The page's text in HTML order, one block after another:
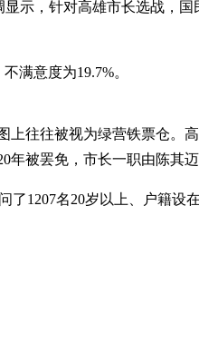
示，针对高雄市长选战，
满意度为19.7%。
往往被视为绿营铁票仓。
被罢免，市长一职由陈其迈
1207名20岁以上、户籍设